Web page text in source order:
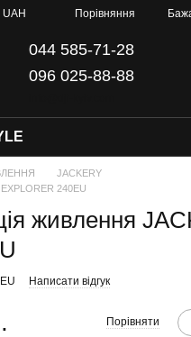
UAH Порівняння
044 585-71-28
096 025-88-88
JACKERY
240EU
живлення
Написати відгук
Порівняти